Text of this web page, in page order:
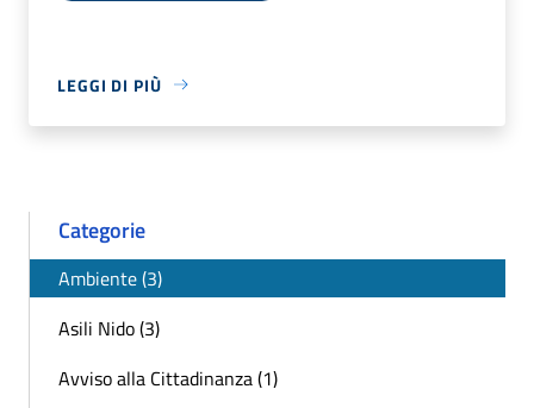
LEGGI DI PIÙ
Categorie
Ambiente (3)
Asili Nido (3)
Avviso alla Cittadinanza (1)